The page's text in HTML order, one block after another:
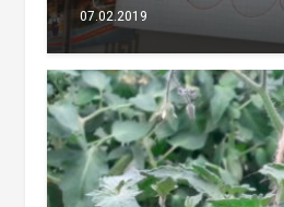
07.02.2019